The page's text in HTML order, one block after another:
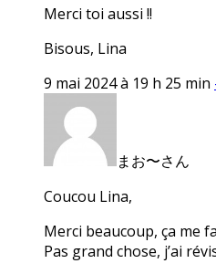
Merci toi aussi !!
Bisous, Lina
9 mai 2024 à 19 h 25 min
まお〜さん
Coucou Lina,
Merci beaucoup, ça me
Pas grand chose, j’ai